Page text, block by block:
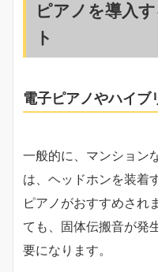
ピアノを導入
ト
電子ピアノやハイブ
一般的に、マンション
は、ヘッドホンを装着
ピアノがおすすめされ
ても、固体伝搬音が発
要になります。